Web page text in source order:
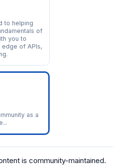
to helping
of
you to
of APIs,
as a
is community-maintained.